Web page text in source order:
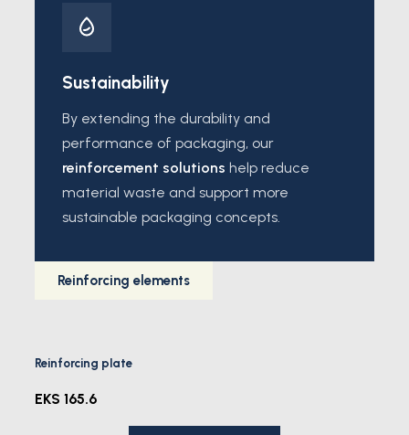
Sustainability
By extending the durability and
performance of packaging, our
reinforcement solutions help reduce
material waste and support more
sustainable packaging concepts.
Reinforcing elements
Reinforcing plate
EKS 165.6